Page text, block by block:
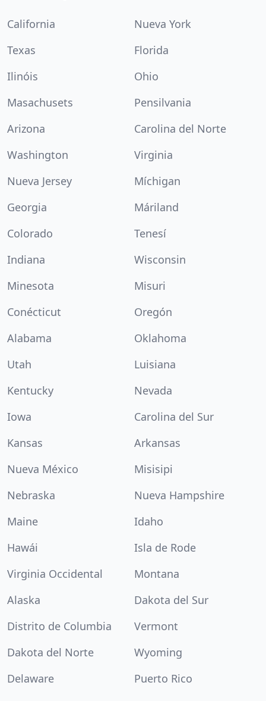
California
Nueva York
Texas
Florida
Ilinóis
Ohio
Masachusets
Pensilvania
Arizona
Carolina del Norte
Washington
Virginia
Nueva Jersey
Míchigan
Georgia
Máriland
Colorado
Tenesí
Indiana
Wisconsin
Minesota
Misuri
Conécticut
Oregón
Alabama
Oklahoma
Utah
Luisiana
Kentucky
Nevada
Iowa
Carolina del Sur
Kansas
Arkansas
Nueva México
Misisipi
Nebraska
Nueva Hampshire
Maine
Idaho
Hawái
Isla de Rode
Virginia Occidental
Montana
Alaska
Dakota del Sur
Distrito de Columbia
Vermont
Dakota del Norte
Wyoming
Delaware
Puerto Rico